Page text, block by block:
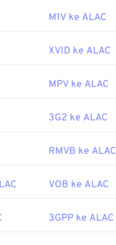
M1V ke ALAC
XVID ke ALAC
MPV ke ALAC
3G2 ke ALAC
RMVB ke ALAC
VOB ke ALAC
3GPP ke ALAC